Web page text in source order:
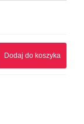
Dodaj do koszyka